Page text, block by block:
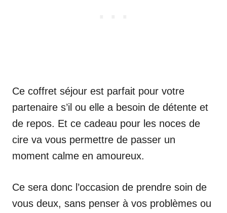
Ce coffret séjour est parfait pour votre
partenaire s’il ou elle a besoin de détente et
de repos. Et ce cadeau pour les noces de
cire va vous permettre de passer un
moment calme en amoureux.
Ce sera donc l’occasion de prendre soin de
vous deux, sans penser à vos problèmes ou